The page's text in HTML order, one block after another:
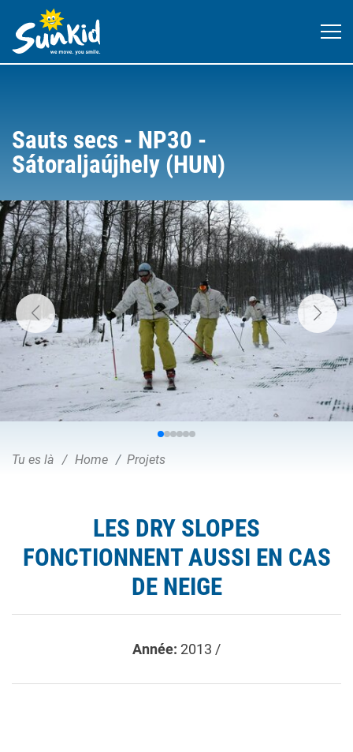
Sauts secs - NP30 -
Sátoraljaújhely (HUN)
Tu es là Home Projets
LES DRY SLOPES
FONCTIONNENT AUSSI EN CAS
DE NEIGE
Année: 2013 /